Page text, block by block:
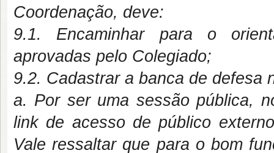
Coordenação, deve:
9.1. Encaminhar para o
aprovadas pelo Colegiado;
9.2. Cadastrar a banca de defesa
a. Por ser uma sessão pública,
link de acesso de público
Vale ressaltar que para o bom